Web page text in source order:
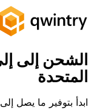
الشحن إلى
المتحدة